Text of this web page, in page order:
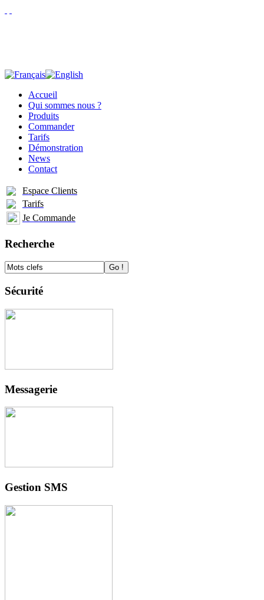
Accueil
Qui sommes nous ?
Produits
Commander
Tarifs
Démonstration
News
Contact
Espace Clients
Tarifs
Je Commande
Recherche
Sécurité
Messagerie
Gestion SMS